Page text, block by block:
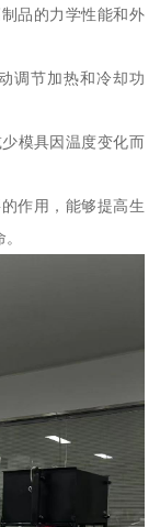
品的力学性能和外
调节加热和冷却功
模具因温度变化而
作用，能够提高生